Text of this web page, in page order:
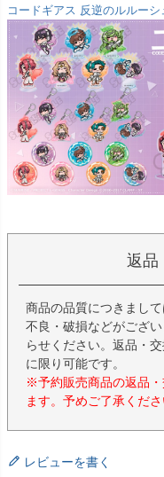
コードギアス 反逆のルルー
返品
商品の品質につきまし
不良・破損などがござ
らせください。返品・
に限り可能です。
※予約販売商品の返品
ます。予めご了承くださ
レビューを書く